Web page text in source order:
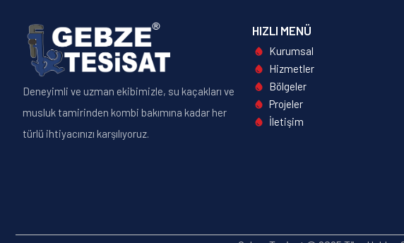
Deneyimli ve uzman ekibimizle, su kaçakları ve
musluk tamirinden kombi bakımına kadar her
türlü ihtiyacınızı karşılıyoruz.
HIZLI MENÜ
Kurumsal
Hizmetler
Bölgeler
Projeler
İletişim